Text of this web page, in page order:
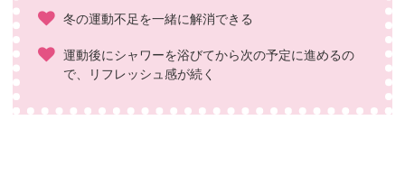
冬の運動不足を一緒に解消できる
運動後にシャワーを浴びてから次の予定に進めるの
で、リフレッシュ感が続く